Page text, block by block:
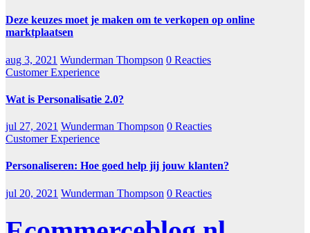
Deze keuzes moet je maken om te verkopen op online
marktplaatsen
aug 3, 2021 Wunderman Thompson 0 Reacties
Customer Experience
Wat is Personalisatie 2.0?
jul 27, 2021 Wunderman Thompson 0 Reacties
Customer Experience
Personaliseren: Hoe goed help jij jouw klanten?
jul 20, 2021 Wunderman Thompson 0 Reacties